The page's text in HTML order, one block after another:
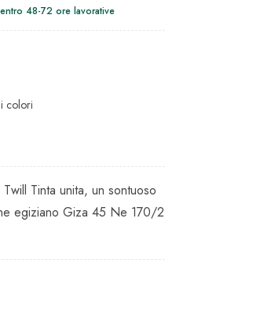
48-72 ore lavorative
colori
Tinta unita, un sontuoso
egiziano Giza 45 Ne 170/2